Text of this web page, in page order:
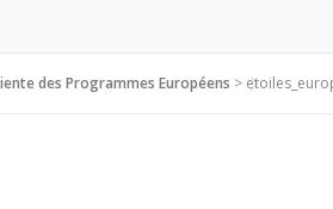
des Programmes Européens >